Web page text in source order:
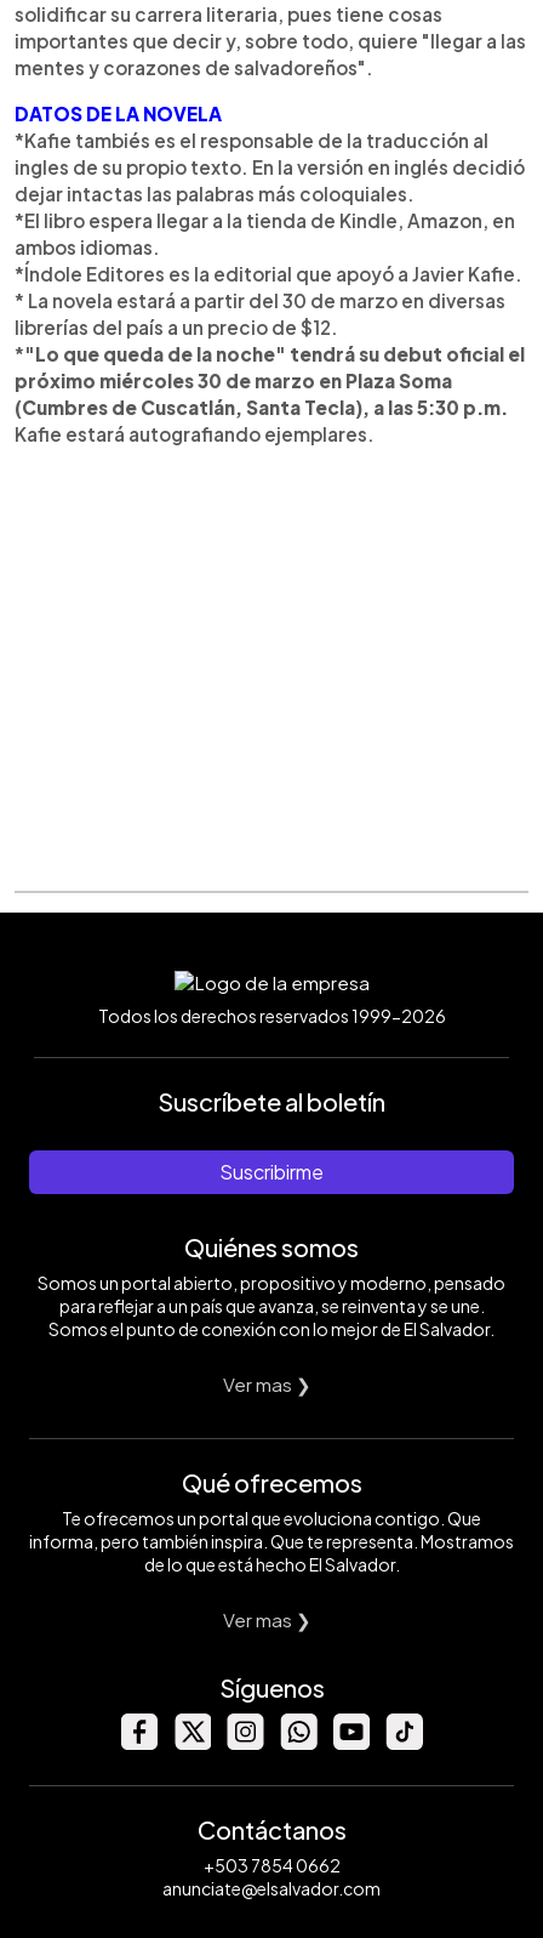
solidificar su carrera literaria, pues tiene cosas
importantes que decir y, sobre todo, quiere "llegar a las
mentes y corazones de salvadoreños".
DATOS DE LA NOVELA
*Kafie tambiés es el responsable de la traducción al
ingles de su propio texto. En la versión en inglés decidió
dejar intactas las palabras más coloquiales.
*El libro espera llegar a la tienda de Kindle, Amazon, en
ambos idiomas.
*Índole Editores es la editorial que apoyó a Javier Kafie.
* La novela estará a partir del 30 de marzo en diversas
librerías del país a un precio de $12.
*"Lo que queda de la noche" tendrá su debut oficial el
próximo miércoles 30 de marzo en Plaza Soma
(Cumbres de Cuscatlán, Santa Tecla), a las 5:30 p.m.
Kafie estará autografiando ejemplares.
Todos los derechos reservados 1999-2026
Suscríbete al boletín
Suscribirme
Quiénes somos
Somos un portal abierto, propositivo y moderno, pensado
para reflejar a un país que avanza, se reinventa y se une.
Somos el punto de conexión con lo mejor de El Salvador.
Ver mas ❯
Qué ofrecemos
Te ofrecemos un portal que evoluciona contigo. Que
informa, pero también inspira. Que te representa. Mostramos
de lo que está hecho El Salvador.
Ver mas ❯
Síguenos
Contáctanos
+503 7854 0662
anunciate@elsalvador.com